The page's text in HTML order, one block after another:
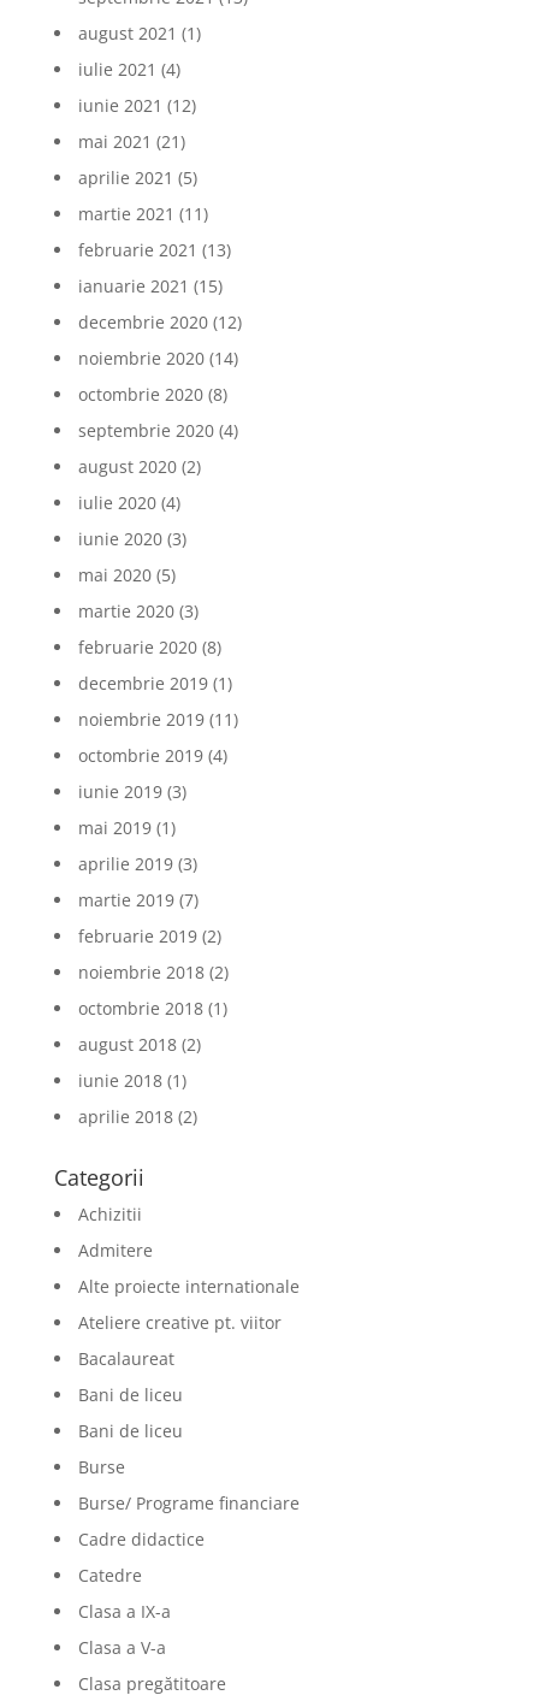
august 2021 (1)
iulie 2021 (4)
iunie 2021 (12)
mai 2021 (21)
aprilie 2021 (5)
martie 2021 (11)
februarie 2021 (13)
ianuarie 2021 (15)
decembrie 2020(12)
noiembrie 2020(14)
octombrie 2020(8)
septembrie 2020(4)
august 2020(2)
iulie 2020(4)
iunie 2020(3)
mai 2020(5)
martie 2020(3)
februarie 2020(8)
decembrie 2019(1)
noiembrie 2019(11)
octombrie 2019(4)
iunie 2019(3)
mai 2019(1)
aprilie 2019(3)
martie 2019(7)
februarie 2019(2)
noiembrie 2018(2)
octombrie 2018(1)
august 2018(2)
iunie 2018(1)
aprilie 2018(2)
Categorii
Achizitii
Admitere
Alte proiecte internationale
Ateliere creative pt. viitor
Bacalaureat
Bani de liceu
Bani de liceu
Burse
Burse/ Programe financiare
Cadre didactice
Catedre
Clasa a IX-a
Clasa a V-a
Clasa pregătitoare